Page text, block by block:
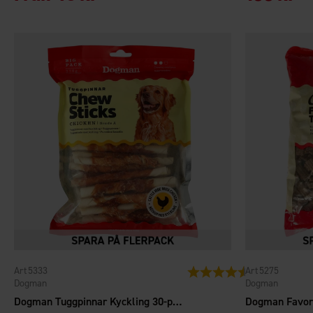
Dogman Tuggpinnar Kyckling 30-pack
Dogman
5333 Betyg: 4.8 utav 5 stjärnor
Dogman
Dogman
5275